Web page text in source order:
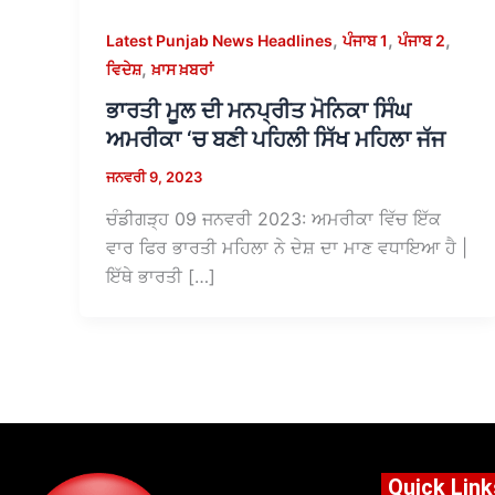
Latest Punjab News Headlines,ਪੰਜਾਬ 1,ਪੰਜਾਬ 2,
ਵਿਦੇਸ਼,ਖ਼ਾਸ ਖ਼ਬਰਾਂ
ਭਾਰਤੀ ਮੂਲ ਦੀ ਮਨਪ੍ਰੀਤ ਮੋਨਿਕਾ ਸਿੰਘ
ਅਮਰੀਕਾ ‘ਚ ਬਣੀ ਪਹਿਲੀ ਸਿੱਖ ਮਹਿਲਾ ਜੱਜ
ਜਨਵਰੀ 9, 2023
ਚੰਡੀਗੜ੍ਹ 09 ਜਨਵਰੀ 2023: ਅਮਰੀਕਾ ਵਿੱਚ ਇੱਕ
ਵਾਰ ਫਿਰ ਭਾਰਤੀ ਮਹਿਲਾ ਨੇ ਦੇਸ਼ ਦਾ ਮਾਣ ਵਧਾਇਆ ਹੈ |
ਇੱਥੇ ਭਾਰਤੀ […]
Quick